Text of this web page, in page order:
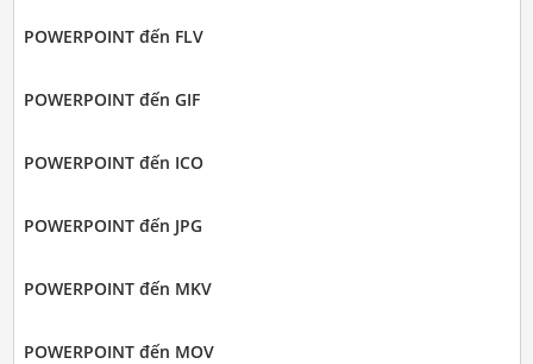
POWERPOINT đến FLV
POWERPOINT đến GIF
POWERPOINT đến ICO
POWERPOINT đến JPG
POWERPOINT đến MKV
POWERPOINT đến MOV